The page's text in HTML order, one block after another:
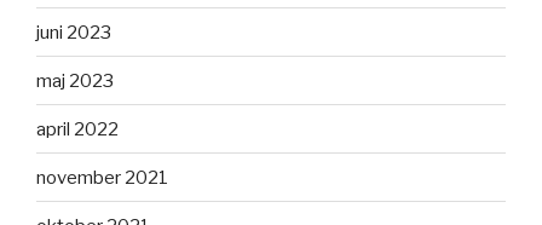
juni 2023
maj 2023
april 2022
november 2021